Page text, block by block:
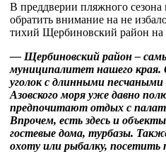
В преддверии пляжного сезона
обратить внимание на не
тихий Щербиновский район на
— Щербиновский район –
муниципалитет нашего
уголок с длинными
Азовского моря уже давно
предпочитают отдых с
Впрочем, есть здесь и
гостевые дома, турбазы.
охоту или рыбалку,